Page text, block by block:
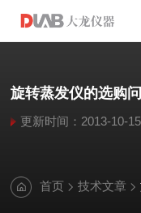
旋转蒸发仪的选购
更新时间：2013-10-15
首页 技术文章